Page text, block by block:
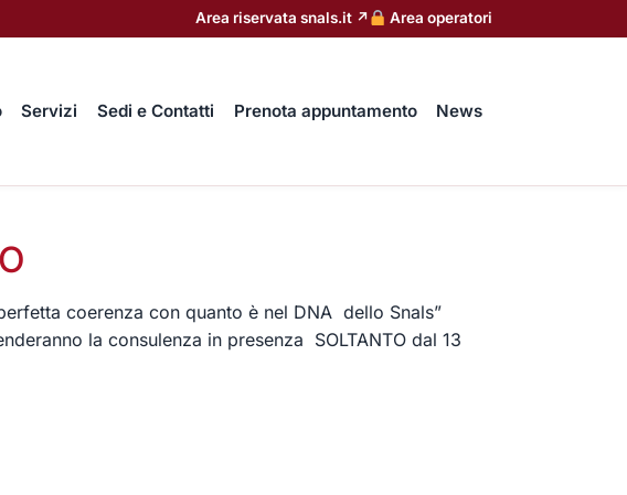
Area riservata snals.it ↗ Area operatori
Servizi Sedi e Contatti Prenota appuntamento News
coerenza con quanto è nel DNA dello Snals”
la consulenza in presenza SOLTANTO dal 13